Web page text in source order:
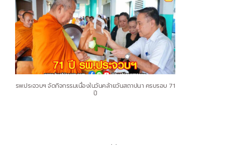
รพ.ประจวบฯ จัดกิจกรรมเนื่องในวันคล้ายวันสถาปนา ครบรอบ 71
ปี